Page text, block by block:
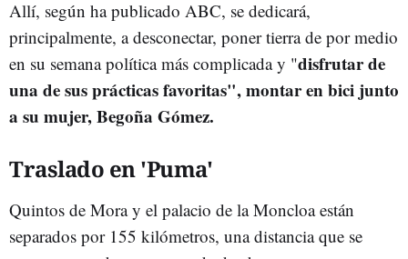
Allí, según ha publicado ABC, se dedicará,
principalmente, a desconectar, poner tierra de por medio
en su semana política más complicada y "disfrutar de
una de sus prácticas favoritas", montar en bici junto
a su mujer, Begoña Gómez.
Traslado en 'Puma'
Quintos de Mora y el palacio de la Moncloa están
separados por 155 kilómetros, una distancia que se